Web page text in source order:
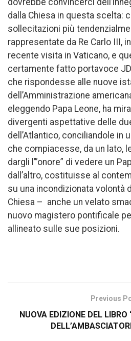
dalla Chiesa in questa scelta:
sollecitazioni più
rappresentate da Re Carlo III,
recente visita in Vaticano, e
certamente fatto portavoce
che rispondesse alle nuove
dell’Amministrazione
eleggendo Papa Leone, ha
divergenti aspettative delle
dell’Atlantico, conciliandole in
che compiacesse, da un lato,
dargli l’”onore” di vedere un
dall’altro, costituisse al
su una incondizionata volontà
Chiesa – anche un velato
nuovo magistero pontificale
allineato sulle sue posizioni.
Previous
NUOVA EDIZIONE DEL LIBRO